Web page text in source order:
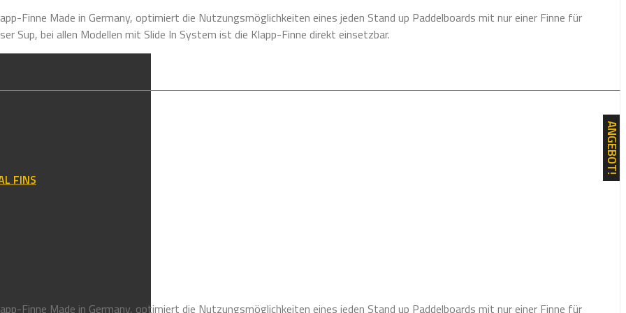
Finne Made in Germany, optimiert die Nutzungsmöglichkeiten eines jeden Stand up Paddelboards mit nur einer Finne für
Sup, bei allen Modellen mit Slide In System ist die Klapp-Finne direkt einsetzbar.
FINS
Finne Made in Germany, optimiert die Nutzungsmöglichkeiten eines jeden Stand up Paddelboards mit nur einer Finne für
ANGEBOT!